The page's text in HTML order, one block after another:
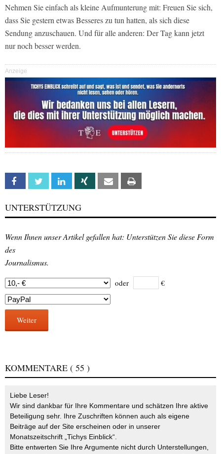
Nehmen Sie einfach als kleine Aufmunterung mit: Freuen Sie sich,
dass Sie gestern etwas Besseres zu tun hatten, als sich diese
Sendung anzuschauen. Und für alle anderen: Der Tag kann jetzt
nur noch besser werden.
Anzeige
Facebook Twitter Linkedin Xing Email
UNTERSTÜTZUNG
Wenn Ihnen unser Artikel gefallen hat: Unterstützen Sie diese Form
des
Journalismus.
oder €
Weiter
KOMMENTARE ( 55 )
Liebe Leser!
Wir sind dankbar für Ihre Kommentare und schätzen Ihre aktive
Beteiligung sehr. Ihre Zuschriften können auch als eigene
Beiträge auf der Site erscheinen oder in unserer
Monatszeitschrift „Tichys Einblick“.
Bitte entwerten Sie Ihre Argumente nicht durch Unterstellungen,